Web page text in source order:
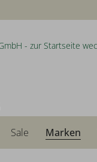
Sale Marken